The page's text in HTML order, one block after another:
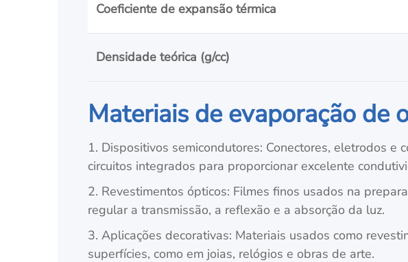
Coeficiente de expansão térmica
Densidade teórica (g/cc)
Materiais de evaporação de
1. Dispositivos semicondutores: Conectores, eletrodos
circuitos integrados para proporcionar excelente
2. Revestimentos ópticos: Filmes finos usados na
regular a transmissão, a reflexão e a absorção da luz.
3. Aplicações decorativas: Materiais usados como
superfícies, como em joias, relógios e obras de arte.